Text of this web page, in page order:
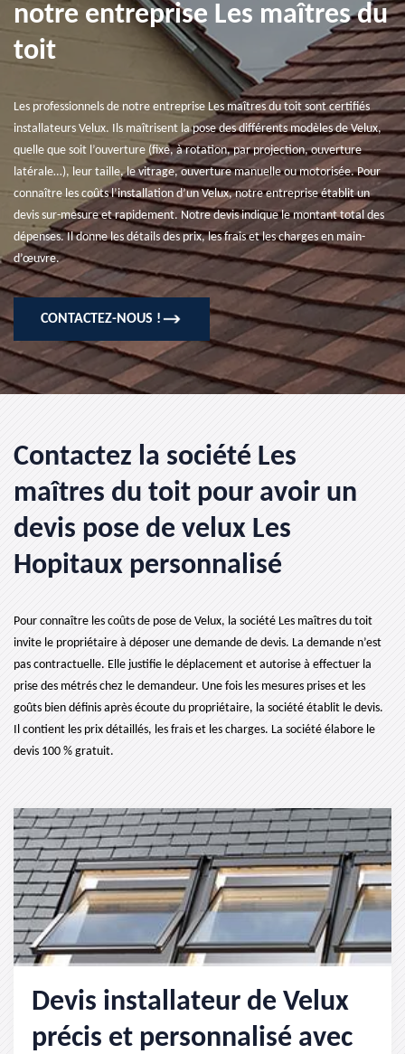
notre entreprise Les maîtres du
toit
Les professionnels de notre entreprise Les maîtres du toit sont certifiés
installateurs Velux. Ils maîtrisent la pose des différents modèles de Velux,
quelle que soit l’ouverture (fixe, à rotation, par projection, ouverture
latérale…), leur taille, le vitrage, ouverture manuelle ou motorisée. Pour
connaître les coûts l’installation d’un Velux, notre entreprise établit un
devis sur-mesure et rapidement. Notre devis indique le montant total des
dépenses. Il donne les détails des prix, les frais et les charges en main-
d’œuvre.
CONTACTEZ-NOUS !
Contactez la société Les
maîtres du toit pour avoir un
devis pose de velux Les
Hopitaux personnalisé
Pour connaître les coûts de pose de Velux, la société Les maîtres du toit
invite le propriétaire à déposer une demande de devis. La demande n’est
pas contractuelle. Elle justifie le déplacement et autorise à effectuer la
prise des métrés chez le demandeur. Une fois les mesures prises et les
goûts bien définis après écoute du propriétaire, la société établit le devis.
Il contient les prix détaillés, les frais et les charges. La société élabore le
devis 100 % gratuit.
Devis installateur de Velux
précis et personnalisé avec